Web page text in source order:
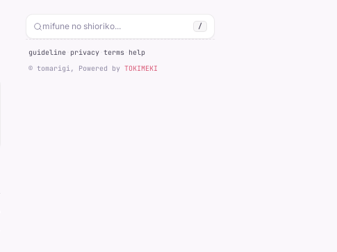
/
guideline privacy terms help
© tomarigi, Powered by TOKIMEKI